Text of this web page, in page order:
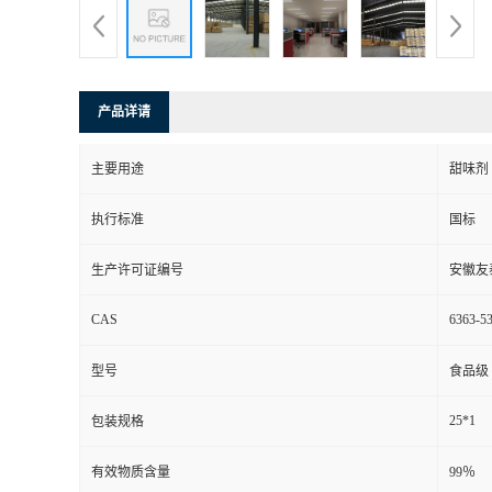
产品详请
主要用途 甜味剂
执行标准 国标
生产许可证编号 安徽友
CAS 6363-
型号 食品级
包装规格 25*1
有效物质含量 99％